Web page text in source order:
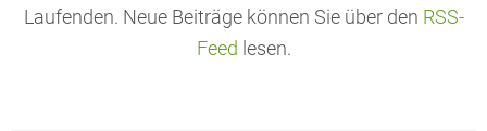
Laufenden. Neue Beiträge können Sie über den RSS-
Feed lesen.